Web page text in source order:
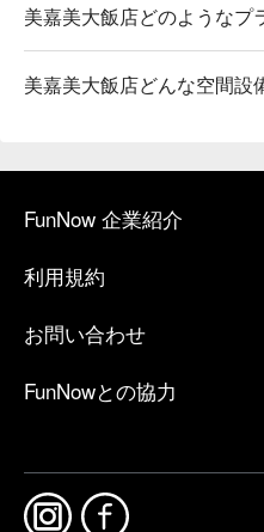
美嘉美大飯店どのようなプ
美嘉美大飯店どんな空間設
FunNow 企業紹介
利用規約
お問い合わせ
FunNowとの協力